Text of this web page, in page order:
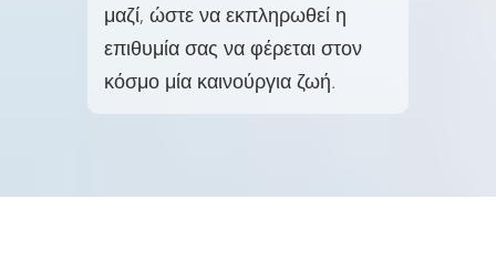
μαζί, ώστε να εκπληρωθεί η
επιθυμία σας να φέρεται στον
κόσμο μία καινούργια ζωή.